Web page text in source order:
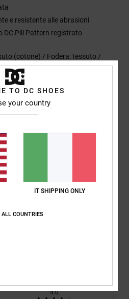
e resistente alle abrasioni
Pill Pattern registrato
(cotone) / Fodera: tessuto /
medio
/5
4.0
TO DC SHOES
your country
IT SHIPPING ONLY
ALL COUNTRIES